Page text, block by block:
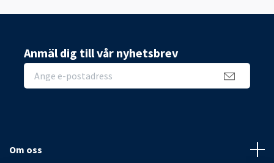
Anmäl dig till vår nyhetsbrev
Om oss